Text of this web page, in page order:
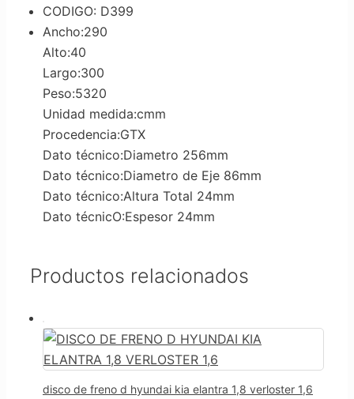
CODIGO: D399
Ancho:290
Alto:40
Largo:300
Peso:5320
Unidad medida:cmm
Procedencia:GTX
Dato técnico:Diametro 256mm
Dato técnico:Diametro de Eje 86mm
Dato técnico:Altura Total 24mm
Dato técnicO:Espesor 24mm
Productos relacionados
disco de freno d hyundai kia elantra 1,8 verloster 1,6